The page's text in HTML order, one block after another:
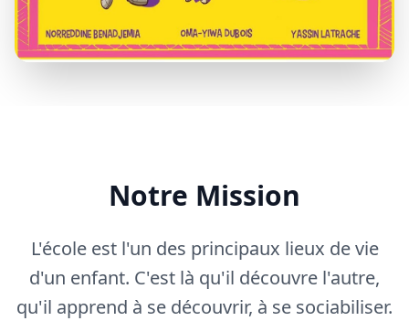
Notre Mission
L'école est l'un des principaux lieux de vie
d'un enfant. C'est là qu'il découvre l'autre,
qu'il apprend à se découvrir, à se sociabiliser.